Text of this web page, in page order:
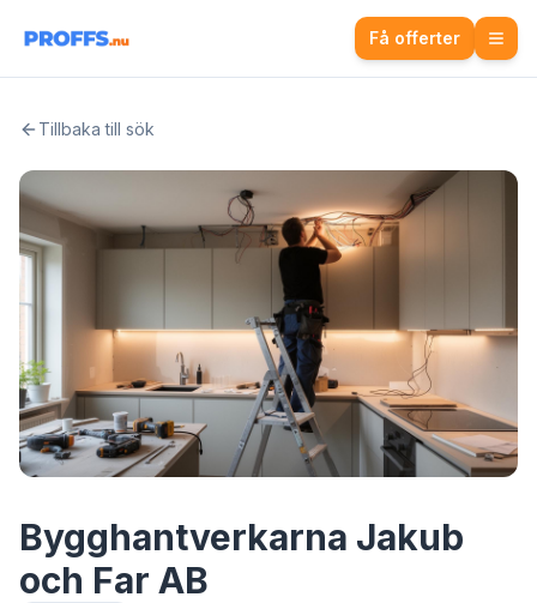
Få offerter
Tillbaka till sök
Bygghantverkarna Jakub
och Far AB